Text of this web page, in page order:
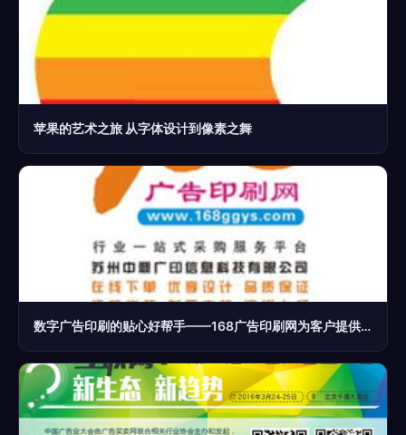
苹果的艺术之旅 从字体设计到像素之舞
数字广告印刷的贴心好帮手——168广告印刷网为客户提供全方位定制服务